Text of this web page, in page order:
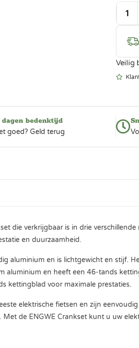
Veilig
dagen bedenktijd
goed? Geld terug
die verkrijgbaar is in drie
en duurzaamheid.
aluminium en is lichtgewicht en stijf.
aluminium en heeft een 46-tands
kettingblad voor maximale prestaties.
elektrische fietsen en zijn
de ENGWE Crankset kunt u uw